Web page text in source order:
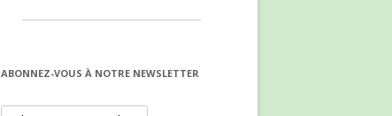
ABONNEZ-VOUS À NOTRE NEWSLETTER